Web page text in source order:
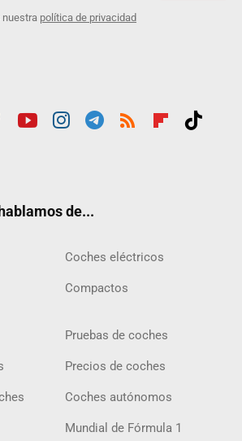
política de privacidad
de...
Coches eléctricos
Compactos
Pruebas de coches
Precios de coches
Coches autónomos
Mundial de Fórmula 1